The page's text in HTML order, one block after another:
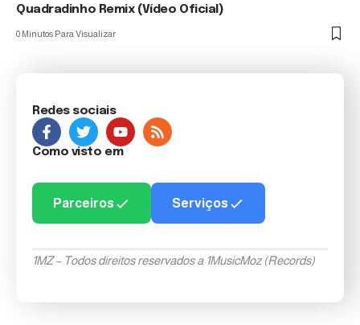
Quadradinho Remix (Vídeo Oficial)
0 Minutos Para Visualizar
Redes sociais
Como visto em
Parceiros Serviços
1MZ – Todos direitos reservados a 1MusicMoz (Records)